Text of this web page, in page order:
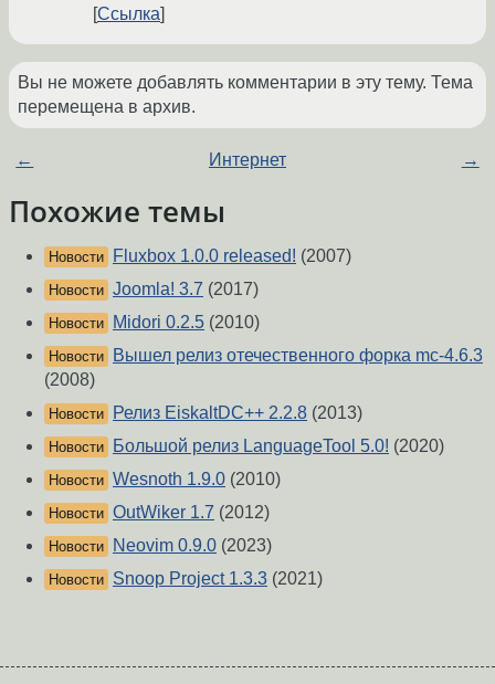
Ссылка
Вы не можете добавлять комментарии в эту тему. Тема
перемещена в архив.
← Интернет →
Похожие темы
Новости Fluxbox 1.0.0 released! (2007)
Новости Joomla! 3.7 (2017)
Новости Midori 0.2.5 (2010)
Новости
Вышел релиз отечественного форка mc-4.6.3
(2008)
Новости Релиз EiskaltDC++ 2.2.8 (2013)
Новости Большой релиз LanguageTool 5.0! (2020)
Новости Wesnoth 1.9.0 (2010)
Новости OutWiker 1.7 (2012)
Новости Neovim 0.9.0 (2023)
Новости Snoop Project 1.3.3 (2021)